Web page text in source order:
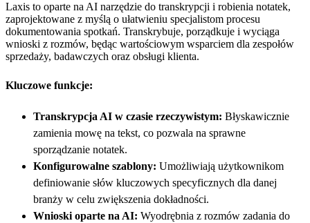
Laxis to oparte na AI narzędzie do transkrypcji i robienia notatek,
zaprojektowane z myślą o ułatwieniu specjalistom procesu
dokumentowania spotkań. Transkrybuje, porządkuje i wyciąga
wnioski z rozmów, będąc wartościowym wsparciem dla zespołów
sprzedaży, badawczych oraz obsługi klienta.
Kluczowe funkcje:
Transkrypcja AI w czasie rzeczywistym: Błyskawicznie
zamienia mowę na tekst, co pozwala na sprawne
sporządzanie notatek.
Konfigurowalne szablony: Umożliwiają użytkownikom
definiowanie słów kluczowych specyficznych dla danej
branży w celu zwiększenia dokładności.
Wnioski oparte na AI: Wyodrębnia z rozmów zadania do